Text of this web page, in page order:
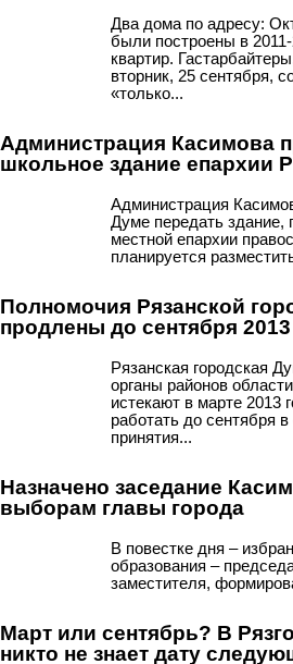
Два дома по адресу:
были построены в
квартир.
вторник, 25 сентября,
«только...
Администрация Касимова
школьное здание епархии
Администрация
Думе передать
местной епархии
планируется
Полномочия Рязанской
продлены до сентября 2013
Рязанская городская
органы районов
истекают в марте 2013
работать до сентября
принятия...
Назначено заседание
выборам главы города
В повестке дня –
образования –
заместителя,
Март или сентябрь? В
никто не знает дату